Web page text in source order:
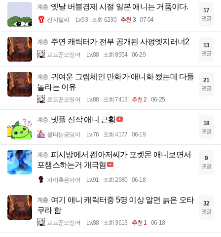
계층 옛날 버블경제 시절 일본 애니는 거품이다.
전자팔찌 Lv.93 조회 6230 추천 3 07-04
17
댓글
계층 주연 캐릭터가 전부 공개된 사펑엣지러너2
로프꾼오징어 Lv.88 조회 8954 06-29
13
댓글
계층 귀여운 그림체인 만화가 애니화 됐는데 다들
놀라는 이유
로프꾼오징어 Lv.88 조회 7413 추천 2 06-25
21
댓글
계층 넷플 신작 애니 근황
불타는궁딩이 Lv.76 조회 4177 06-19
18
댓글
계층 피시방에서 왠아저씨가 포켓몬 애니보면서
포챔스하는거 개극혐
파이혹은파어 Lv.91 조회 2980 06-18
9
댓글
계층 여기 애니 캐릭터중 5명 이상 알면 늙은 오타
쿠라 함
로프꾼오징어 Lv.88 조회 3613 추천 1 06-18
32
댓글